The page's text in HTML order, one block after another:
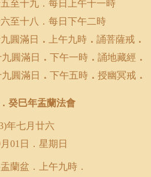
五至十九．每日上午十一時
六至十八．每日下午二時
九圓滿日 ．上午九時 ．誦菩薩戒 ．
九圓滿日 ． 下午一時． 誦地藏經 ．
九圓滿日 ． 下午五時． 授幽冥戒．
癸巳年盂蘭法會
年七月廿六
月01 日．星期日
盂蘭盆．上午九時．